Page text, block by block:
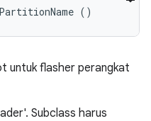
()
untuk flasher perangkat
Subclass harus